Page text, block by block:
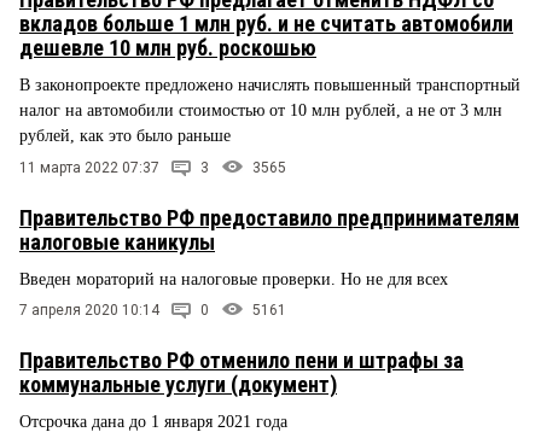
вкладов больше 1 млн руб. и не считать автомобили
дешевле 10 млн руб. роскошью
В законопроекте предложено начислять повышенный транспортный
налог на автомобили стоимостью от 10 млн рублей, а не от 3 млн
рублей, как это было раньше
11 марта 2022 07:37 3 3565
Правительство РФ предоставило предпринимателям
налоговые каникулы
Введен мораторий на налоговые проверки. Но не для всех
7 апреля 2020 10:14 0 5161
Правительство РФ отменило пени и штрафы за
коммунальные услуги (документ)
Отсрочка дана до 1 января 2021 года